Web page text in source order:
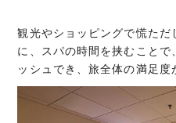
観光やショッピングで慌ただ
に、スパの時間を挟むこと
ッシュでき、旅全体の満足度